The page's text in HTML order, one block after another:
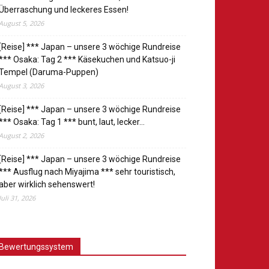
und leckeres Essen!
5, 2026
*** Japan – unsere 3 wöchige Rundreise
Osaka: Tag 2 *** Käsekuchen und Katsuo-ji
(Daruma-Puppen)
3, 2026
*** Japan – unsere 3 wöchige Rundreise
Osaka: Tag 1 *** bunt, laut, lecker…
2, 2026
*** Japan – unsere 3 wöchige Rundreise
Ausflug nach Miyajima *** sehr touristisch,
wirklich sehenswert!
31, 2026